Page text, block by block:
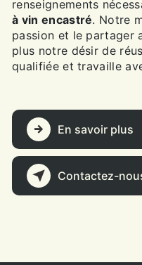
renseignements
à vin encastré. Notre
passion et le partager
plus notre désir de
qualifiée et travaille
En savoir plus
Contactez-